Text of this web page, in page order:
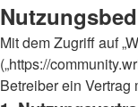
Mit dem Zugriff auf
(„https://
Betreiber ein